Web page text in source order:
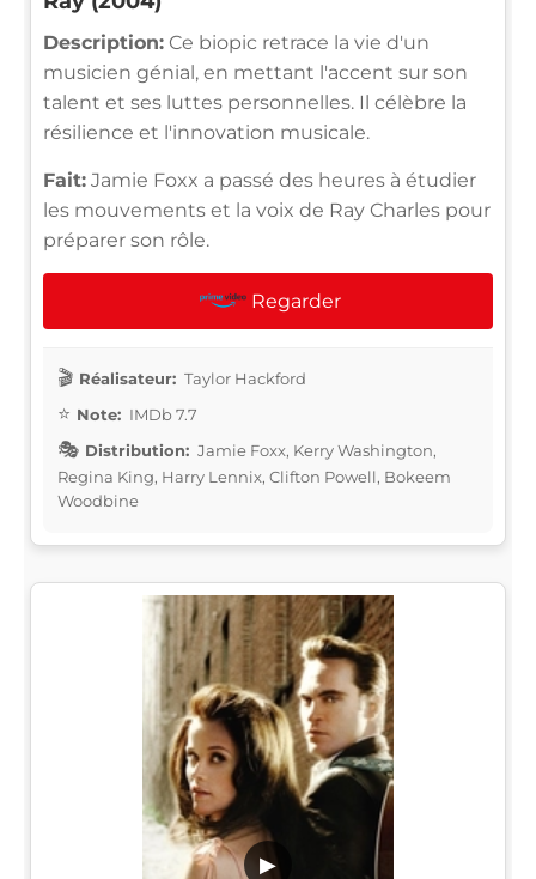
Description: Ce biopic retrace la vie d'un
musicien génial, en mettant l'accent sur son
talent et ses luttes personnelles. Il célèbre la
résilience et l'innovation musicale.
Fait: Jamie Foxx a passé des heures à étudier
les mouvements et la voix de Ray Charles pour
préparer son rôle.
Regarder
Réalisateur: Taylor Hackford
Note: IMDb 7.7
Distribution: Jamie Foxx, Kerry Washington,
Regina King, Harry Lennix, Clifton Powell, Bokeem
Woodbine
▶